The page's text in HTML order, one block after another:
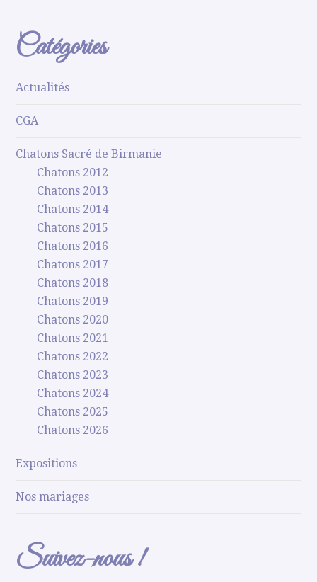
Catégories
Actualités
CGA
Chatons Sacré de Birmanie
Chatons 2012
Chatons 2013
Chatons 2014
Chatons 2015
Chatons 2016
Chatons 2017
Chatons 2018
Chatons 2019
Chatons 2020
Chatons 2021
Chatons 2022
Chatons 2023
Chatons 2024
Chatons 2025
Chatons 2026
Expositions
Nos mariages
Suivez-nous !